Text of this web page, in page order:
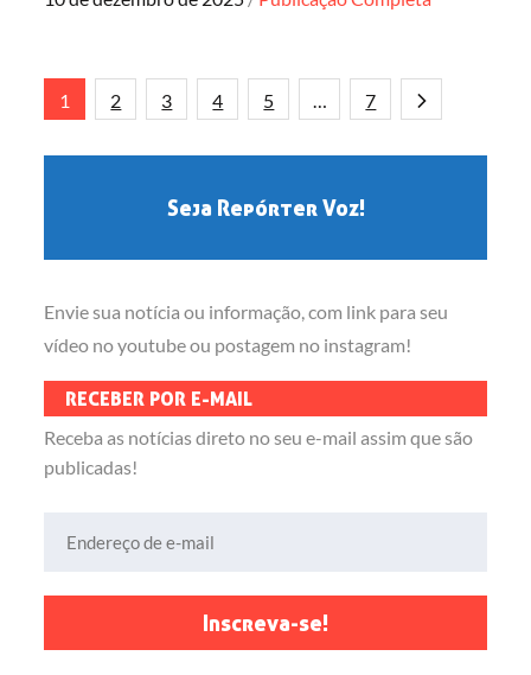
Paginação
posts
1 2 3 4 5 … 7
Seja Repórter Voz!
Envie sua notícia ou informação, com link para seu
vídeo no youtube ou postagem no instagram!
RECEBER POR E-MAIL
Receba as notícias direto no seu e-mail assim que são
publicadas!
Inscreva-se!